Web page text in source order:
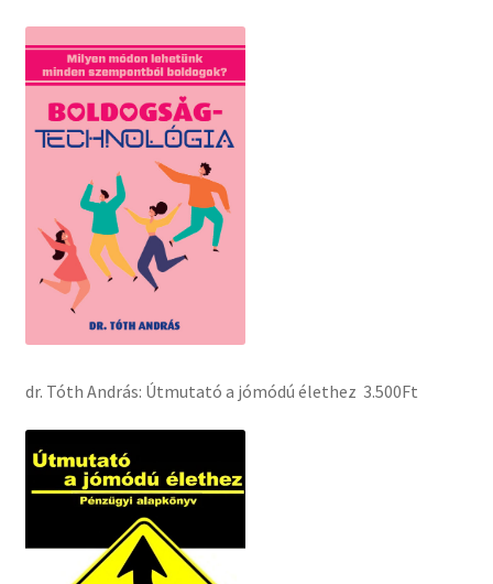
dr. Tóth András: Útmutató a jómódú élethez 3.500Ft